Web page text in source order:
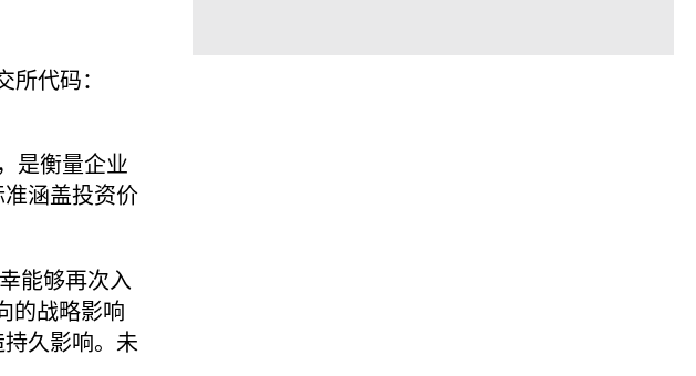
代码：
是衡量企业
涵盖投资价
能够再次入
的战略影响
久影响。未